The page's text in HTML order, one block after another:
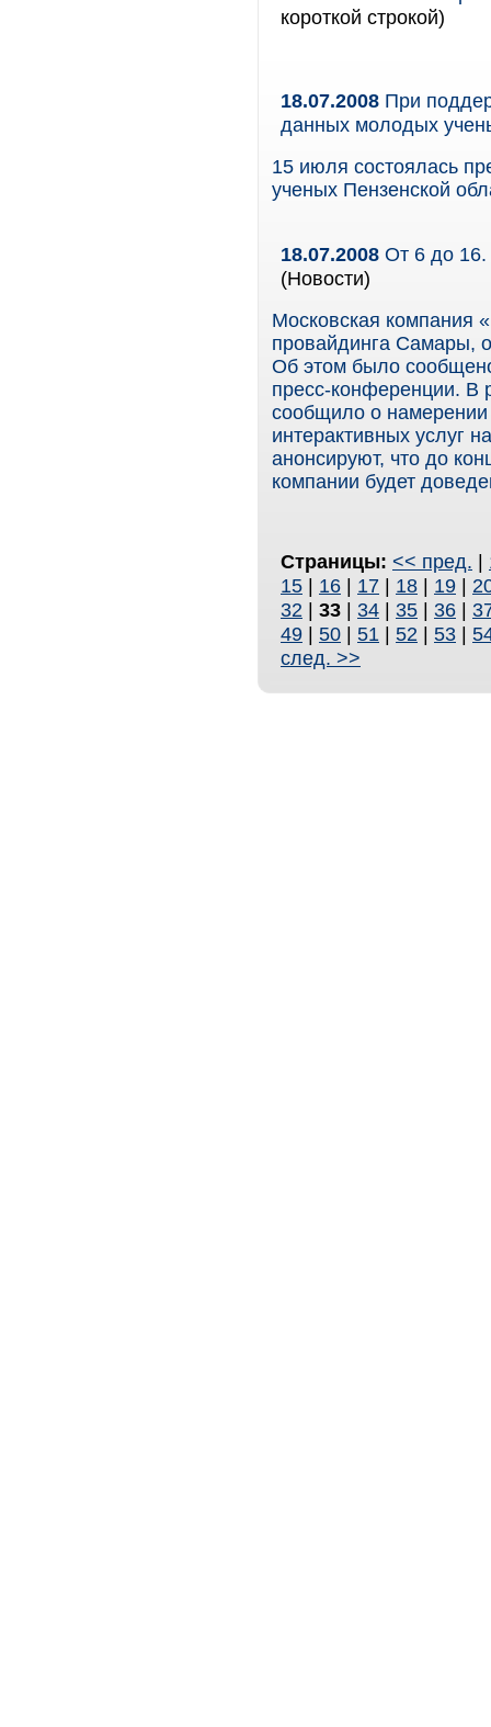
короткой строкой)
18.07.2008 При
данных молодых
15 июля состоялась
ученых Пензенской
18.07.2008 От 6 до 16.
(Новости)
Московская компания
провайдинга Самары,
Об этом было
пресс-конференции. В
сообщило о
интерактивных услуг
анонсируют, что до
компании будет
Страницы: << пред. |
15 | 16 | 17 | 18 | 19 |
32 | 33 | 34 | 35 | 36 |
49 | 50 | 51 | 52 | 53 |
след. >>